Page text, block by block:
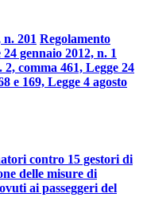
201 Regolamento
gennaio 2012, n. 1
2, comma 461, Legge 24
e 169, Legge 4 agosto
contro 15 gestori di
delle misure di
ai passeggeri del